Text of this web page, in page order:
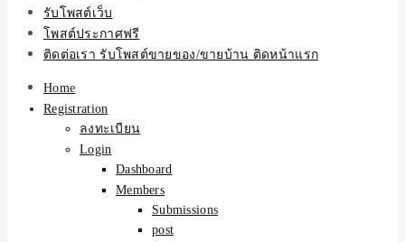
รับโพสต์เว็บ
โพสต์ประกาศฟรี
ติดต่อเรา รับโพสต์ขายของ/ขายบ้าน ติดหน้าแรก
Home
Registration
ลงทะเบียน
Login
Dashboard
Members
Submissions
post